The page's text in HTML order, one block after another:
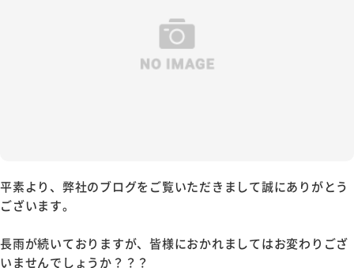
平素より、弊社のブログをご覧いただきまして誠にありがとう
ございます。
長雨が続いておりますが、皆様におかれましてはお変わりござ
いませんでしょうか？？？